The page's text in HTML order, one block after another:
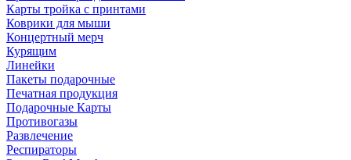
Карты тройка с принтами
Коврики для мыши
Концертный мерч
Курящим
Линейки
Пакеты подарочные
Печатная продукция
Подарочные Карты
Противогазы
Развлечение
Респираторы